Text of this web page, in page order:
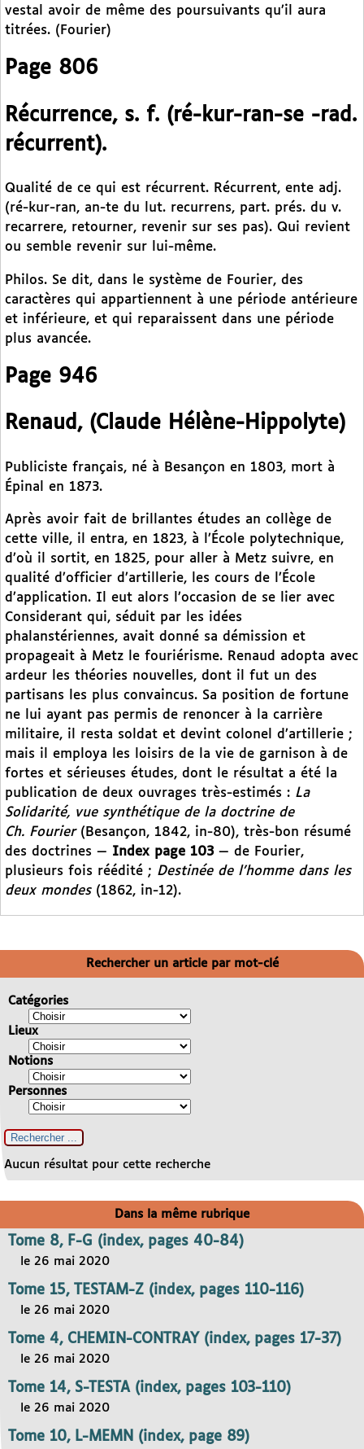
vestal avoir de même des poursuivants qu’il aura
titrées. (Fourier)
Page 806
Récurrence, s. f. (ré-kur-ran-se -rad.
récurrent).
Qualité de ce qui est récurrent. Récurrent, ente adj.
(ré-kur-ran, an-te du lut. recurrens, part. prés. du v.
recarrere, retourner, revenir sur ses pas). Qui revient
ou semble revenir sur lui-même.
Philos. Se dit, dans le système de Fourier, des
caractères qui appartiennent à une période antérieure
et inférieure, et qui reparaissent dans une période
plus avancée.
Page 946
Renaud, (Claude Hélène-Hippolyte)
Publiciste français, né à Besançon en 1803, mort à
Épinal en 1873.
Après avoir fait de brillantes études an collège de
cette ville, il entra, en 1823, à l’École polytechnique,
d’où il sortit, en 1825, pour aller à Metz suivre, en
qualité d’officier d’artillerie, les cours de l’École
d’application. Il eut alors l’occasion de se lier avec
Considerant qui, séduit par les idées
phalanstériennes, avait donné sa démission et
propageait à Metz le fouriérisme. Renaud adopta avec
ardeur les théories nouvelles, dont il fut un des
partisans les plus convaincus. Sa position de fortune
ne lui ayant pas permis de renoncer à la carrière
militaire, il resta soldat et devint colonel d’artillerie ;
mais il employa les loisirs de la vie de garnison à de
fortes et sérieuses études, dont le résultat a été la
publication de deux ouvrages très-estimés : La
Solidarité, vue synthétique de la doctrine de
Ch. Fourier(Besançon, 1842, in-80), très-bon résumé
des doctrines — Index page 103 — de Fourier,
plusieurs fois réédité ; Destinée de l’homme dans les
deux mondes(1862, in-12).
Rechercher un article par mot-clé
Catégories
Lieux
Notions
Personnes
Aucun résultat pour cette recherche
Dans la même rubrique
Tome 8, F-G (index, pages 40-84)
le 26 mai 2020
Tome 15, TESTAM-Z (index, pages 110-116)
le 26 mai 2020
Tome 4, CHEMIN-CONTRAY (index, pages 17-37)
le 26 mai 2020
Tome 14, S-TESTA (index, pages 103-110)
le 26 mai 2020
Tome 10, L-MEMN (index, page 89)